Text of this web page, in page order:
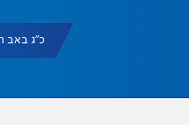
כ"ג באב תשפ"ו